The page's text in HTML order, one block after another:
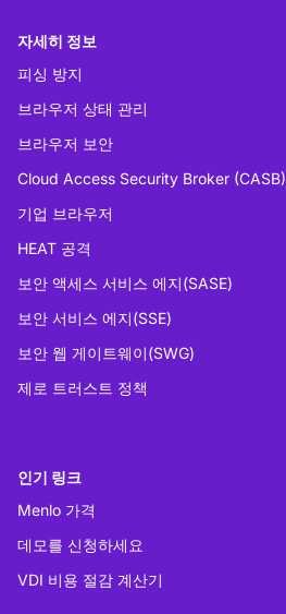
자세히 정보
피싱 방지
브라우저 상태 관리
브라우저 보안
Cloud Access Security Broker (CASB)
기업 브라우저
HEAT 공격
보안 액세스 서비스 에지(SASE)
보안 서비스 에지(SSE)
보안 웹 게이트웨이(SWG)
제로 트러스트 정책
인기 링크
Menlo 가격
데모를 신청하세요
VDI 비용 절감 계산기